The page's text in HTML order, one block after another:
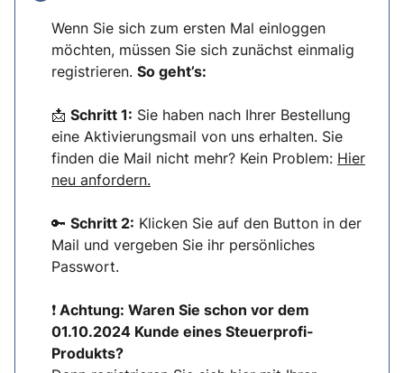
Wenn Sie sich zum ersten Mal einloggen
möchten, müssen Sie sich zunächst einmalig
registrieren. So geht’s:
📩 Schritt 1: Sie haben nach Ihrer Bestellung
eine Aktivierungsmail von uns erhalten. Sie
finden die Mail nicht mehr? Kein Problem: Hier
neu anfordern.
🔑 Schritt 2: Klicken Sie auf den Button in der
Mail und vergeben Sie ihr persönliches
Passwort.
❗ Achtung: Waren Sie schon vor dem
01.10.2024 Kunde eines Steuerprofi-
Produkts?